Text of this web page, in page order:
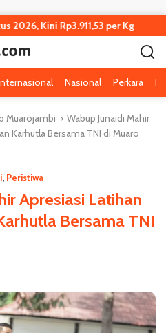
Kini Rp3.911,53 per Kg
Nasional Perkara
Muarojambi
Wabup Junaidi Mahir
Karhutla Bersama TNI di Muaro
, Peristiwa
Apresiasi Latihan
Bersama TNI